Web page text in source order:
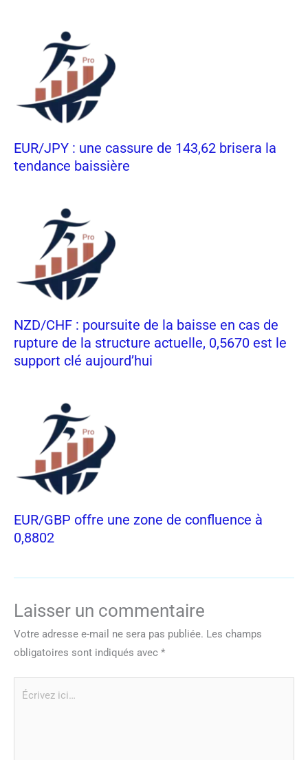
EUR/JPY : une cassure de 143,62 brisera la
tendance baissière
NZD/CHF : poursuite de la baisse en cas de
rupture de la structure actuelle, 0,5670 est le
support clé aujourd’hui
EUR/GBP offre une zone de confluence à
0,8802
Laisser un commentaire
Votre adresse e-mail ne sera pas publiée. Les champs
obligatoires sont indiqués avec *